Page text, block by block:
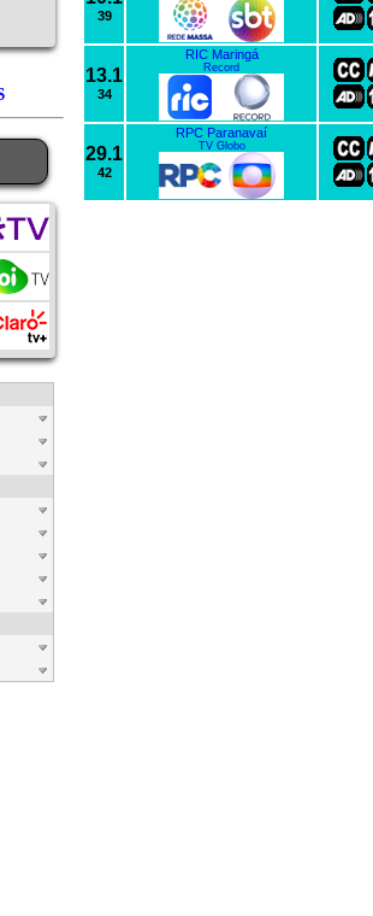
39
13.1
34
RIC Maringá
Record
29.1
42
RPC Paranavaí
TV Globo